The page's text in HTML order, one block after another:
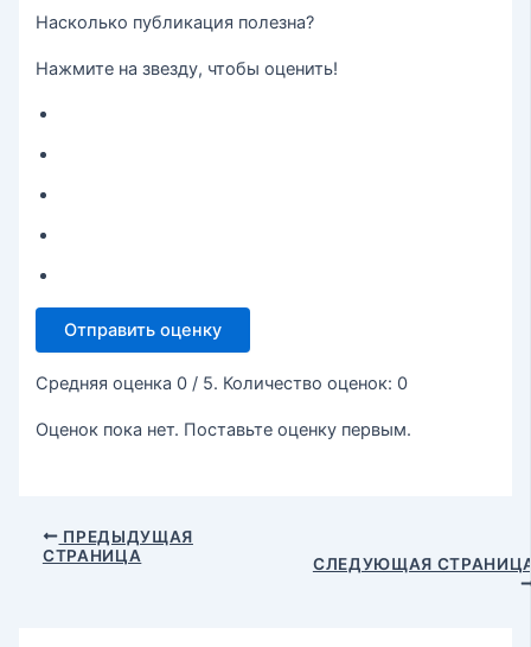
Насколько публикация полезна?
Нажмите на звезду, чтобы оценить!
Отправить оценку
Средняя оценка 0 / 5. Количество оценок: 0
Оценок пока нет. Поставьте оценку первым.
ПРЕДЫДУЩАЯ
СТРАНИЦА
СЛЕДУЮЩАЯ